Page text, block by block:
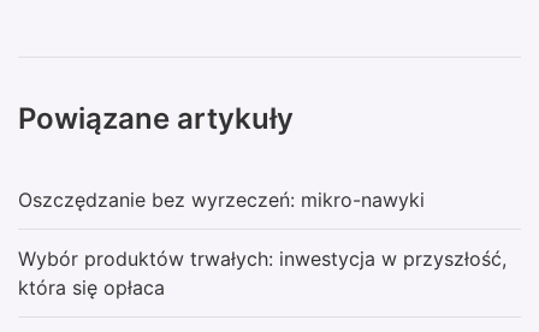
Powiązane artykuły
Oszczędzanie bez wyrzeczeń: mikro-nawyki
Wybór produktów trwałych: inwestycja w przyszłość,
która się opłaca